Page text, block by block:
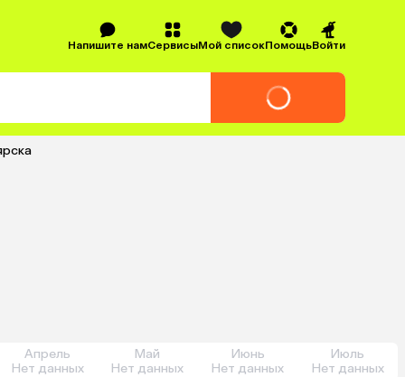
Напишите намСервисыМой списокПомощьВойти
Апрель
Нет данных
Май
Нет данных
Июнь
Нет данных
Июль
Нет данных